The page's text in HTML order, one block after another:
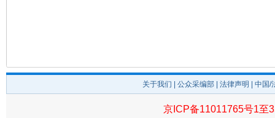
关于我们 公众采编部 法律声明 | 中国
京ICP备11011765号1至